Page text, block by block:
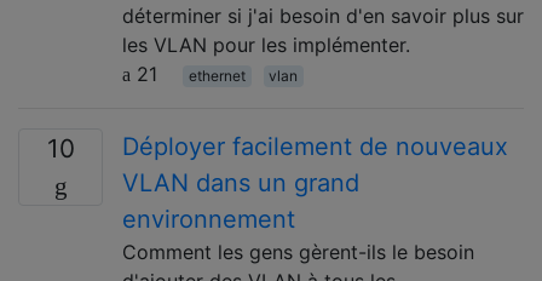
déterminer si j'ai besoin d'en savoir plus sur
les VLAN pour les implémenter.
21
ethernet vlan
10
Déployer facilement de nouveaux
VLAN dans un grand
environnement
Comment les gens gèrent-ils le besoin